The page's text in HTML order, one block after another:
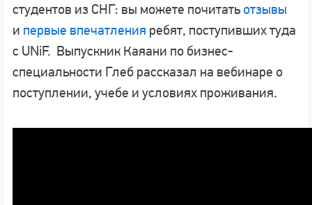
студентов из СНГ: вы можете почитать отзывы
и первые впечатления ребят, поступивших туда
с UNiF. Выпускник Каяани по бизнес-
специальности Глеб рассказал на вебинаре о
поступлении, учебе и условиях проживания.